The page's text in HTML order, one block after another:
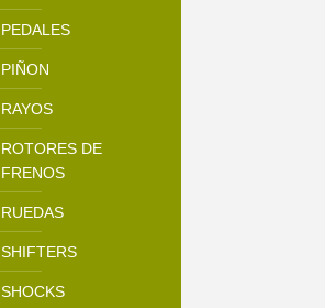
PEDALES
PIÑON
RAYOS
ROTORES DE
FRENOS
RUEDAS
SHIFTERS
SHOCKS